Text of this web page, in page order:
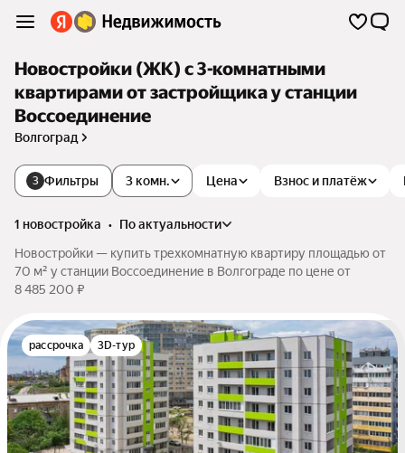
Новостройки (ЖК) с 3-комнатными
квартирами от застройщика у станции
Воссоединение
Волгоград
3 Фильтры Цена Взнос и платёж
3 комн.
1 новостройка •
по актуальности
Новостройки — купить трехкомнатную квартиру площадью от
70 м² у станции Воссоединение в Волгограде по цене от
8 485 200 ₽
рассрочка 3D-тур